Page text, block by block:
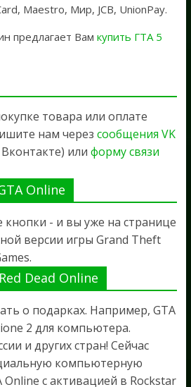
Maestro, Мир, JCB, UnionPay.
предлагает Вам купить ГТА 5
товара или оплате
нам через сообщения VK
или форму связи
Online
кнопки - и вы уже на странице
версии игры Grand Theft
Dead Online
о подарках. Например, GTA
2 для компьютера.
и других стран! Сейчас
компьютерную
Online с активацией в Rockstar